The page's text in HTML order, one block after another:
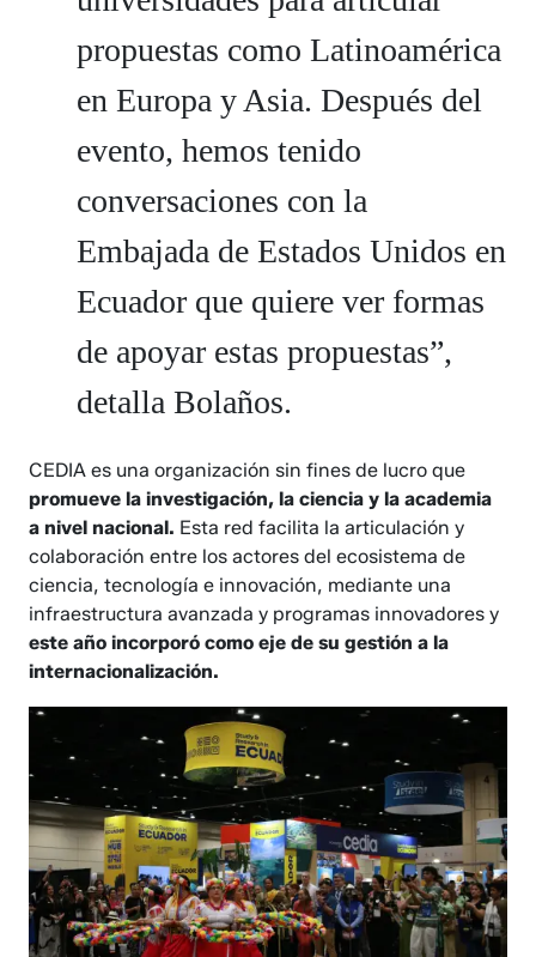
propuestas como Latinoamérica
en Europa y Asia. Después del
evento, hemos tenido
conversaciones con la
Embajada de Estados Unidos en
Ecuador que quiere ver formas
de apoyar estas propuestas”,
detalla Bolaños.
CEDIA es una organización sin fines de lucro que
promueve la investigación, la ciencia y la academia
a nivel nacional. Esta red facilita la articulación y
colaboración entre los actores del ecosistema de
ciencia, tecnología e innovación, mediante una
infraestructura avanzada y programas innovadores y
este año incorporó como eje de su gestión a la
internacionalización.